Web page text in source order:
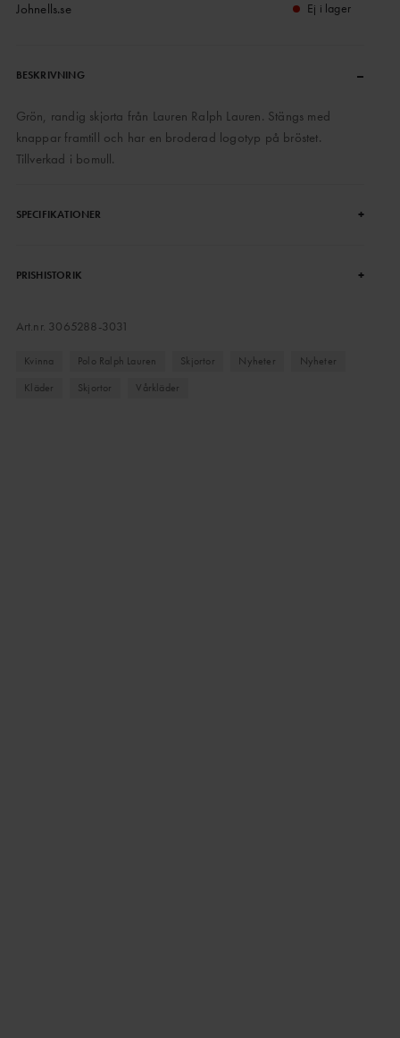
Johnells.se Ej i lager
BESKRIVNING –
Grön, randig skjorta från Lauren Ralph Lauren. Stängs med
knappar framtill och har en broderad logotyp på bröstet.
Tillverkad i bomull.
SPECIFIKATIONER +
PRISHISTORIK +
Art.nr. 3065288-3031
Kvinna Polo Ralph Lauren Skjortor Nyheter
Nyheter
Kläder
Skjortor Vårkläder